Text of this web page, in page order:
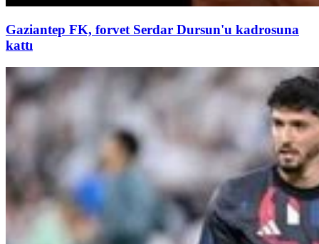
Gaziantep FK, forvet Serdar Dursun'u kadrosuna
kattı